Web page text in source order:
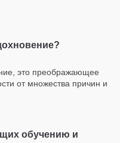
это преображающее
от множества причин и
обучению и